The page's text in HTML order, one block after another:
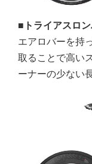
■トライアスロ
エアロバーを持
取ることで高い
ーナーの少ない